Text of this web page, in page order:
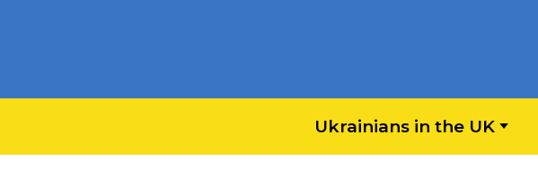
Ukrainians in the UK